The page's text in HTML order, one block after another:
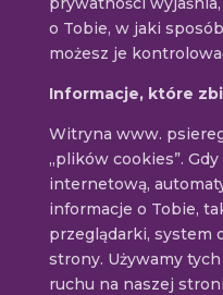
o Tobie, w jaki
możesz je
Informacje, które
Witryna www.
„plików cookies”.
internetową,
informacje o Tobie,
przeglądarki, system
strony. Używamy
ruchu na naszej